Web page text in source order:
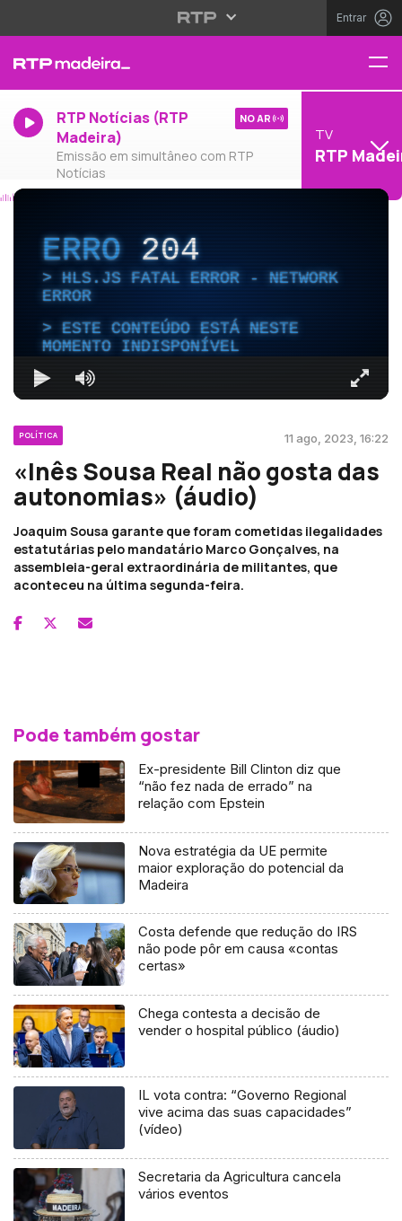
Entrar
RTP Notícias (RTP
Madeira)
Emissão em simultâneo com RTP
Notícias
NO AR
TV
RTP
ERRO204
HLS.JS FATAL ERROR - NETWORK
ERROR
ESTE CONTEÚDO ESTÁ NESTE
MOMENTO INDISPONÍVEL
POLÍTICA 11 ago, 2023, 16:22
«Inês Sousa Real não gosta das
autonomias» (áudio)
Joaquim Sousa garante que foram cometidas ilegalidades
estatutárias pelo mandatário Marco Gonçalves, na
assembleia-geral extraordinária de militantes, que
aconteceu na última segunda-feira.
Pode também gostar
Ex-presidente Bill Clinton diz que
“não fez nada de errado” na
relação com Epstein
Nova estratégia da UE permite
maior exploração do potencial da
Madeira
Costa defende que redução do IRS
não pode pôr em causa «contas
certas»
Chega contesta a decisão de
vender o hospital público (áudio)
IL vota contra: “Governo Regional
vive acima das suas capacidades”
(vídeo)
Secretaria da Agricultura cancela
vários eventos